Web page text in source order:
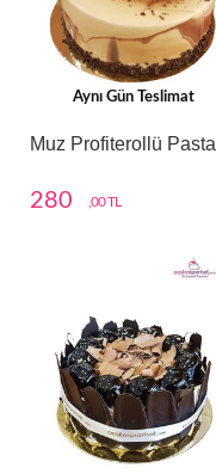
Aynı Gün Teslimat
Muz Profiterollü Pasta
280 ,00 TL